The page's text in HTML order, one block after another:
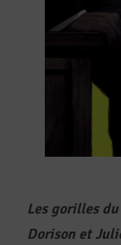
Les gorilles
Dorison et